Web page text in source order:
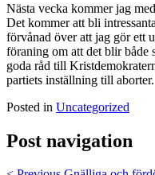
Nästa vecka kommer jag
Det kommer att bli
förvånad över att jag gör ett
föraning om att det blir både
goda råd till
partiets inställning till aborter.
Posted in Uncategorized
Post navigation